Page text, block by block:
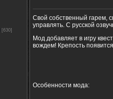
[630]
Свой собственный гарем,
управлять. С русской
Мод добавляет в игру
вождем! Крепость
Особенности мода: